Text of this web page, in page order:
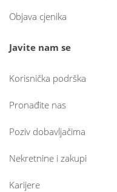
Objava cjenika
Javite nam se
Korisnička podrška
Pronađite nas
Poziv dobavljačima
Nekretnine i zakupi
Karijere